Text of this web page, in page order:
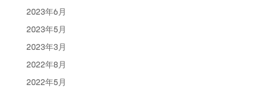
2023年6月
2023年5月
2023年3月
2022年8月
2022年5月